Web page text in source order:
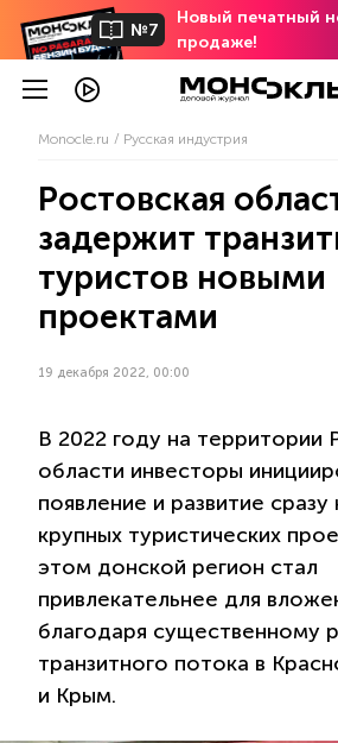
№7
Новый печатный
продаже!
Monocle.ru Русская индустрия
Ростовская
задержит
туристов новыми
проектами
19 декабря 2022, 00:00
В 2022 году на территории
области инвесторы
появление и развитие сразу
крупных туристических
этом донской регион стал
привлекательнее для
благодаря существенному
транзитного потока в
и Крым.